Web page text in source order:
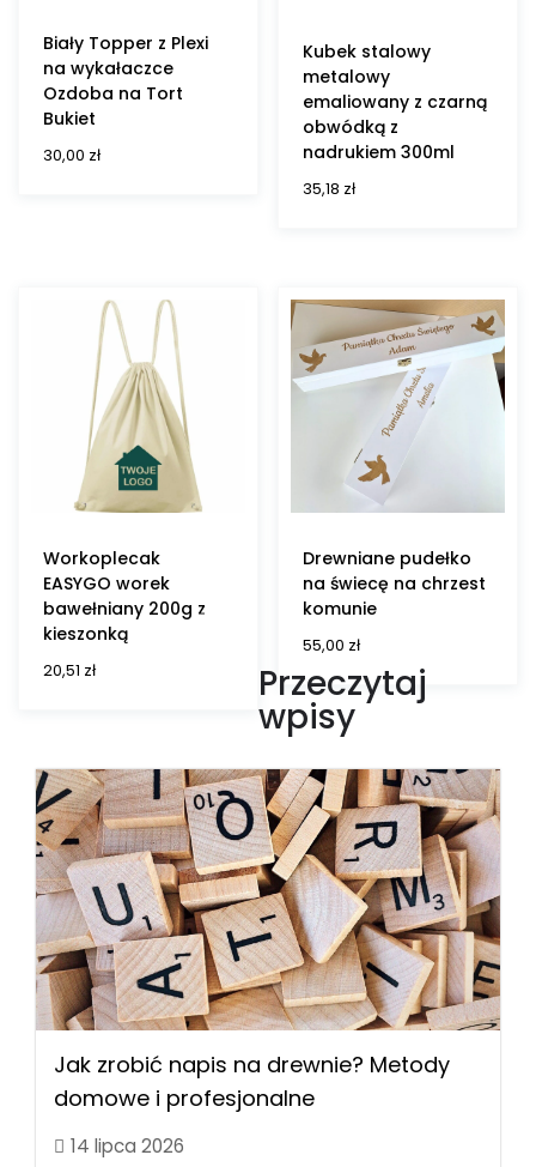
Biały Topper z Plexi
na wykałaczce
Ozdoba na Tort
Bukiet
30,00 zł
Kubek stalowy
metalowy
emaliowany z czarną
obwódką z
nadrukiem 300ml
35,18 zł
Workoplecak
EASYGO worek
bawełniany 200g z
kieszonką
20,51 zł
Drewniane pudełko
na świecę na chrzest
komunie
55,00 zł
Przeczytaj
wpisy
Jak zrobić napis na drewnie? Metody
domowe i profesjonalne
14 lipca 2026